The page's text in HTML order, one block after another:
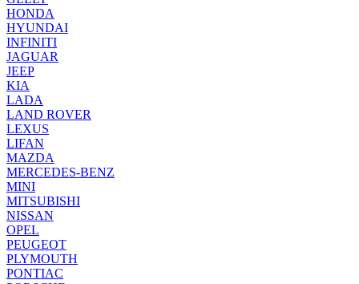
HONDA
HYUNDAI
INFINITI
JAGUAR
JEEP
KIA
LADA
LAND ROVER
LEXUS
LIFAN
MAZDA
MERCEDES-BENZ
MINI
MITSUBISHI
NISSAN
OPEL
PEUGEOT
PLYMOUTH
PONTIAC